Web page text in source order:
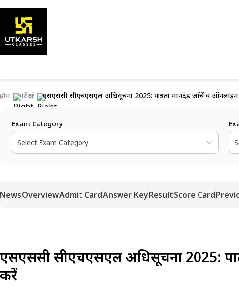
होम परीक्षाएं एसएससी सीएचएसएल अधिसूचना 2025: पात्रता मानदंड जाँचें व
Exam Category
Select Exam Category
NewsOverviewAdmit CardAnswer KeyResultScore Card
एसएससी सीएचएसएल अधिसूचना 2025:
करें